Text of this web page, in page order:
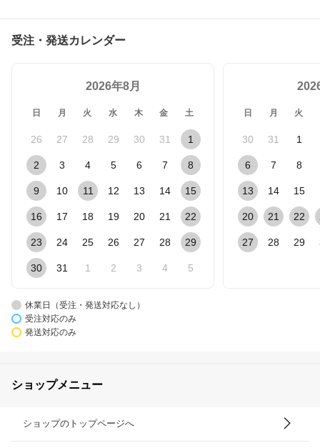
受注・発送カレンダー
2026年8月
日 月 火 水 木 金 土
26 27 28 29 30 31 1
2 3 4 5 6 7 8
9 10 11 12 13 14 15
16 17 18 19 20 21 22
23 24 25 26 27 28 29
30 31 1 2 3 4 5
日 月 火
30 31 1
6 7 8
13 14 15
20 21 22
27 28 29
休業日（受注・発送対応なし）
受注対応のみ
発送対応のみ
ショップメニュー
ショップのトップページへ